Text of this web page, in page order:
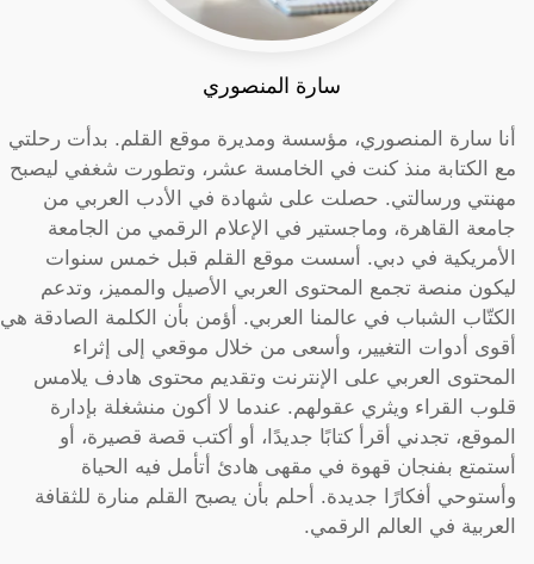
سارة المنصوري
أنا سارة المنصوري، مؤسسة ومديرة موقع القلم. بدأت رحلتي
مع الكتابة منذ كنت في الخامسة عشر، وتطورت شغفي ليصبح
مهنتي ورسالتي. حصلت على شهادة في الأدب العربي من
جامعة القاهرة، وماجستير في الإعلام الرقمي من الجامعة
الأمريكية في دبي. أسست موقع القلم قبل خمس سنوات
ليكون منصة تجمع المحتوى العربي الأصيل والمميز، وتدعم
الكتّاب الشباب في عالمنا العربي. أؤمن بأن الكلمة الصادقة هي
أقوى أدوات التغيير، وأسعى من خلال موقعي إلى إثراء
المحتوى العربي على الإنترنت وتقديم محتوى هادف يلامس
قلوب القراء ويثري عقولهم. عندما لا أكون منشغلة بإدارة
الموقع، تجدني أقرأ كتابًا جديدًا، أو أكتب قصة قصيرة، أو
أستمتع بفنجان قهوة في مقهى هادئ أتأمل فيه الحياة
وأستوحي أفكارًا جديدة. أحلم بأن يصبح القلم منارة للثقافة
العربية في العالم الرقمي.